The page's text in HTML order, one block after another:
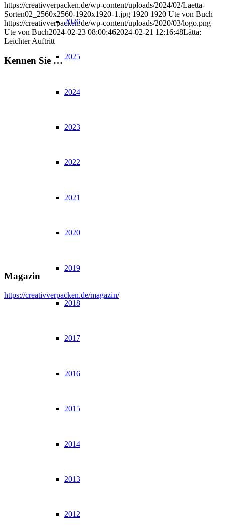
2026
2025
2024
2023
2022
2021
2020
2019
2018
2017
2016
2015
2014
2013
2012
https://creativverpacken.de/wp-content/uploads/2024/02/Laetta-
Sorten02_2560x2560-1920x1920-1.jpg 1920 1920 Ute von Buch
https://creativverpacken.de/wp-content/uploads/2020/03/logo.png
Ute von Buch2024-02-23 08:00:462024-02-21 12:16:48Lätta:
Leichter Auftritt
Kennen Sie …
Magazin
https://creativverpacken.de/magazin/